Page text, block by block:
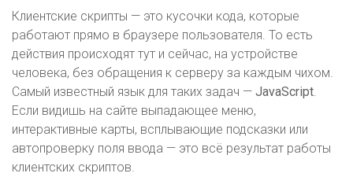
Клиентские скрипты — это кусочки кода, которые
работают прямо в браузере пользователя. То есть
действия происходят тут и сейчас, на устройстве
человека, без обращения к серверу за каждым чихом.
Самый известный язык для таких задач — JavaScript.
Если видишь на сайте выпадающее меню,
интерактивные карты, всплывающие подсказки или
автопроверку поля ввода — это всё результат работы
клиентских скриптов.